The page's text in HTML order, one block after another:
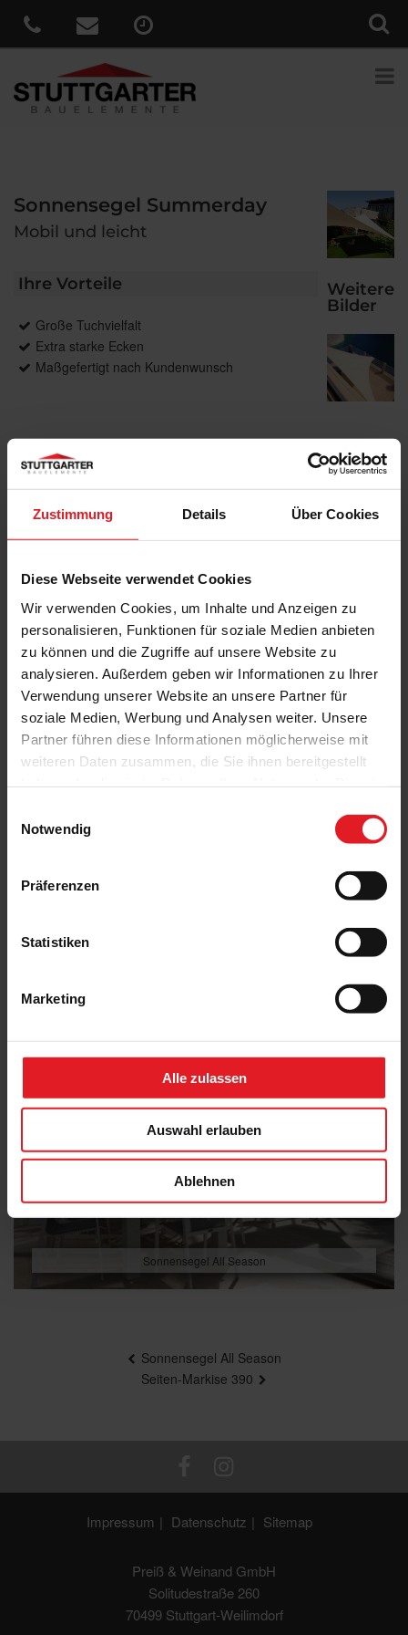
Zustimmung Details Über Cookies
Diese Webseite verwendet Cookies
Wir verwenden Cookies, um Inhalte und Anzeigen zu
personalisieren, Funktionen für soziale Medien anbieten
zu können und die Zugriffe auf unsere Website zu
analysieren. Außerdem geben wir Informationen zu Ihrer
Verwendung unserer Website an unsere Partner für
soziale Medien, Werbung und Analysen weiter. Unsere
Partner führen diese Informationen möglicherweise mit
weiteren Daten zusammen, die Sie ihnen bereitgestellt
Notwendig
Präferenzen
Statistiken
Marketing
Alle zulassen
Auswahl erlauben
Ablehnen
Sonnensegel Summerday
Mobil und leicht
Ihre Vorteile
Große Tuchvielfalt
Extra starke Ecken
Maßgefertigt nach Kundenwunsch
Produktdetails
6 m Seitenlänge
Bespannung über 130 hochwertige Acryl
Produktbeschreibung
Unter dem Schutz des Summerday Segels können
Sie die schönsten Tage des Jahres noch intensiver
genießen. Relaxen und verweilen Sie ganz einfach
an Ihrem ganz persönlichen Lieblingsplatz. Das
Summerday Segel zeichnet sich durch einen
unkomplizierten Aufbau und hohe Qualität in der
Weitere
Bilder
Das könnte Sie auch interessieren
Sonnensegel All Season
Sonnensegel All Season
Seiten-Markise 390
Impressum Datenschutz Sitemap
Preiß & Weinand GmbH
Solitudestraße 260
70499 Stuttgart-Weilimdorf